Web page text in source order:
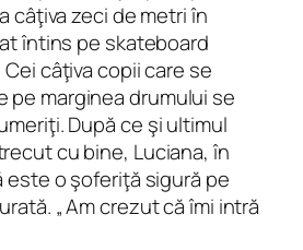
câţiva zeci de metri în
întins pe skateboard
câţiva copii care se
pe marginea drumului se
După ce şi ultimul
cu bine, Luciana, în
este o şoferiţă sigură pe
„ Am crezut că îmi intră